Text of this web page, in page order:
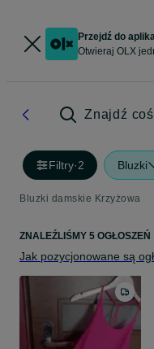
Przejdź do
Otwieraj OLX
Znajdź
Filtry·2 Bluzki
Bluzki damskie Krzyżowa
ZNALEŹLIŚMY 5 OGŁOSZEŃ
Jak pozycjonowane są